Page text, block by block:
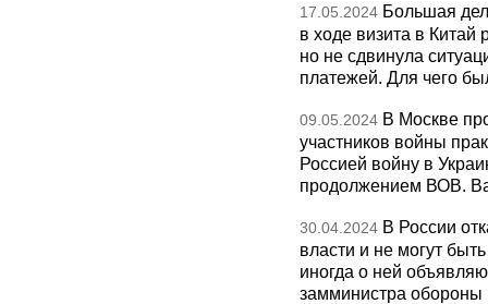
17.05.2024 Большая
в ходе визита в
но не сдвинула
платежей. Для чего
09.05.2024 В Москве
участников войны
Россией войну в
продолжением ВОВ.
30.04.2024 В России
власти и не могут
иногда о ней
замминистра